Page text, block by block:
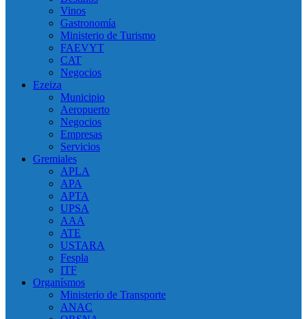
Vinos
Gastronomía
Ministerio de Turismo
FAEVYT
CAT
Negocios
Ezeiza
Municipio
Aeropuerto
Negocios
Empresas
Servicios
Gremiales
APLA
APA
APTA
UPSA
AAA
ATE
USTARA
Fespla
ITF
Organísmos
Ministerio de Transporte
ANAC